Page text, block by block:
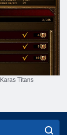
Karas Titans